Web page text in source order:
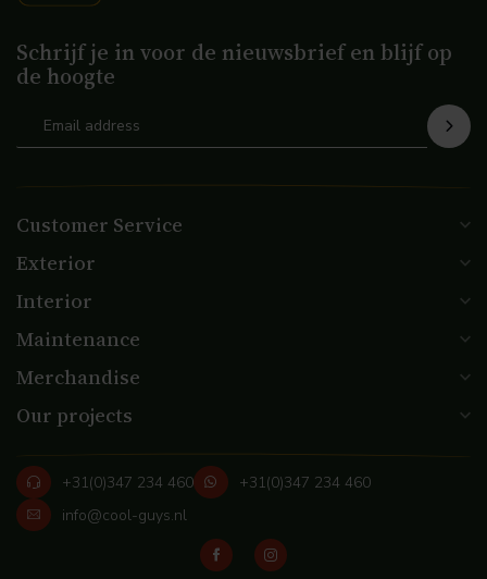
Schrijf je in voor de nieuwsbrief en blijf op
de hoogte
Customer Service
Exterior
Interior
Maintenance
Merchandise
Our projects
+31(0)347 234 460
+31(0)347 234 460
info@cool-guys.nl